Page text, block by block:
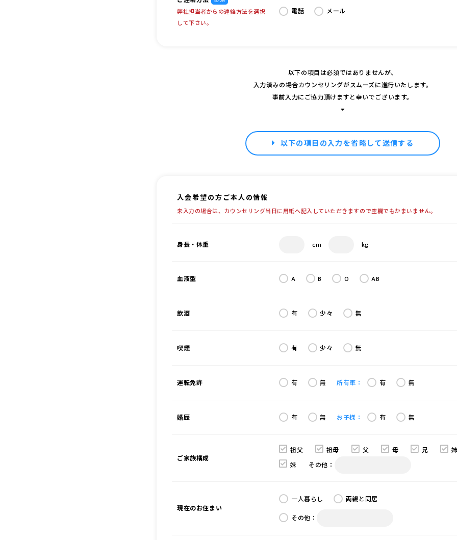
弊社担当者からの連絡方法を選択
して下さい。
電話 メール
以下の項目は必須ではありませんが、
入力済みの場合カウンセリングがスムーズに進行いたします。
事前入力にご協力頂けますと幸いでございます。
以下の項目の入力を省略して送信する
入会希望の方ご本人の情報
未入力の場合は、カウンセリング当日に用紙へ記入していただきますので空欄でもかまいません。
身長・体重 cm kg
血液型 A B O AB
飲酒 有 少々 無
喫煙 有 少々 無
運転免許 有 無 所有車： 有 無
婚歴 有 無 お子様： 有 無
ご家族構成
祖父 祖母 父 母 兄
妹 その他：
現在のお住まい
一人暮らし 両親と同居
その他：